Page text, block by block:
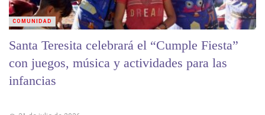
Santa Teresita celebrará el “Cumple Fiesta”
con juegos, música y actividades para las
infancias
COMUNIDAD